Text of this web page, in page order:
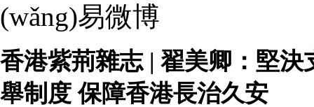
(wǎng)易微博
香港紫荊雜志 | 翟美卿：堅
舉制度 保障香港長治久安